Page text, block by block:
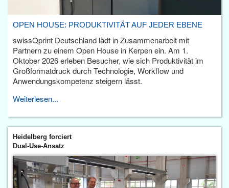
OPEN HOUSE: PRODUKTIVITÄT AUF JEDER EBENE
swissQprint Deutschland lädt in Zusammenarbeit mit
Partnern zu einem Open House in Kerpen ein. Am 1.
Oktober 2026 erleben Besucher, wie sich Produktivität im
Großformatdruck durch Technologie, Workflow und
Anwendungskompetenz steigern lässt.
Weiterlesen...
Heidelberg forciert
Dual-Use-Ansatz